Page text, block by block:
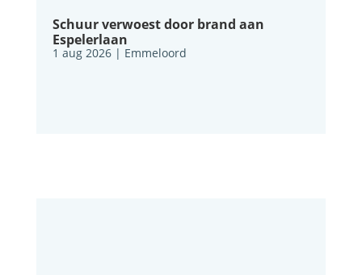
Schuur verwoest door brand aan
Espelerlaan
1 aug 2026| Emmeloord